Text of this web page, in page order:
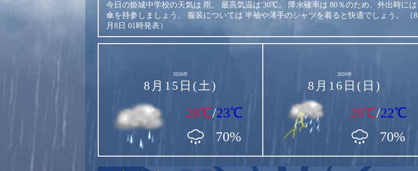
今日の姫城中学校の天気は 雨。 最高気温は 30℃。 降水確率は 80％のため、外出時には
傘を持参しましょう。
服装については 半袖や薄手のシャツを着ると快適でしょう。
（8
月8日 01時発表）
2026年
8月15日(土)
28℃/23℃
70%
2026年
8月16日(日)
29℃/22℃
70%